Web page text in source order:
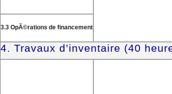
3.3 OpÃ©rations de financement
4. Travaux d’inventaire (40